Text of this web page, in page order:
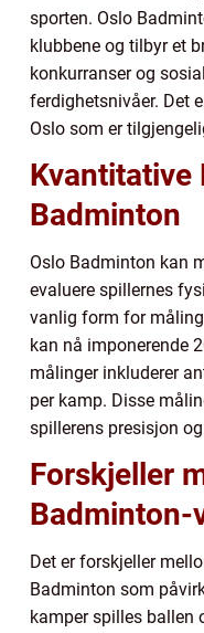
sporten. Oslo
klubbene og tilbyr et
konkurranser og
ferdighetsnivåer. Det
Oslo som er
Kvantitative
Badminton
Oslo Badminton kan
evaluere spillernes
vanlig form for
kan nå imponerende
målinger inkluderer
per kamp. Disse
spillerens presisjon
Forskjeller
Badminton-
Det er forskjeller
Badminton som
kamper spilles ballen